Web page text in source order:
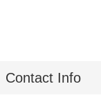
Contact Info